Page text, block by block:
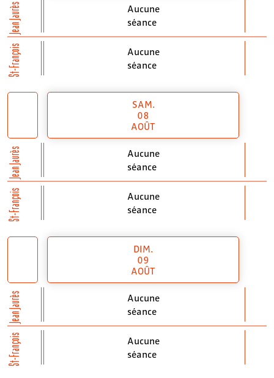
Jean Jaurès
St-François
Aucune
séance
Aucune
séance
Jean Jaurès
St-François
SAM.
08
AOÛT
Aucune
séance
Aucune
séance
Jean Jaurès
St-François
DIM.
09
AOÛT
Aucune
séance
Aucune
séance